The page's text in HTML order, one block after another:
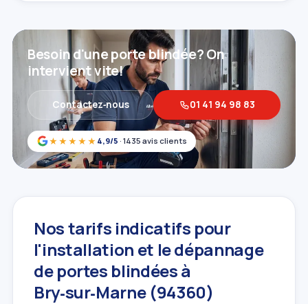
★★★★★ 4,9/5 · 1435 avis clients
Besoin d'une porte blindée? On
intervient vite!
Contactez‑nous 01 41 94 98 83
Nos tarifs indicatifs pour
l'installation et le dépannage
de portes blindées à
Bry‑sur‑Marne (94360)